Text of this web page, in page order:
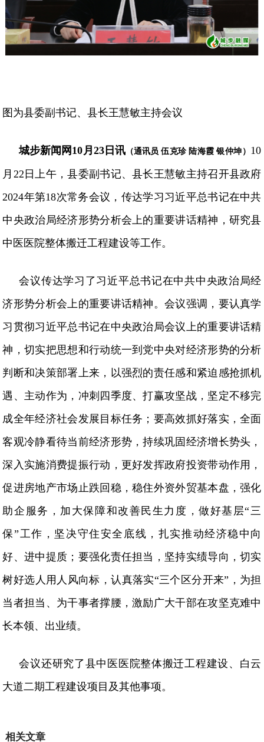
图为县委副书记、县长王慧敏主持会议
城步新闻网 10月23日讯 （通讯员 伍克珍 陆海霞 银仲坤） 10
月22日上午，县委副书记、县长王慧敏主持召开县政府
2024年第18次常务会议，传达学习习近平总书记在中共
中央政治局经济形势分析会上的重要讲话精神，研究县
中医医院整体搬迁工程建设等工作。
会议传达学习了习近平总书记在中共中央政治局经
济形势分析会上的重要讲话精神。会议强调，要认真学
习贯彻习近平总书记在中央政治局会议上的重要讲话精
神，切实把思想和行动统一到党中央对经济形势的分析
判断和决策部署上来，以强烈的责任感和紧迫感抢抓机
遇、主动作为，冲刺四季度、打赢攻坚战，坚定不移完
成全年经济社会发展目标任务；要高效抓好落实，全面
客观冷静看待当前经济形势，持续巩固经济增长势头，
深入实施消费提振行动，更好发挥政府投资带动作用，
促进房地产市场止跌回稳，稳住外资外贸基本盘，强化
助企服务，加大保障和改善民生力度，做好基层“三
保”工作，坚决守住安全底线，扎实推动经济稳中向
好、进中提质；要强化责任担当，坚持实绩导向，切实
树好选人用人风向标，认真落实“三个区分开来”，为担
当者担当、为干事者撑腰，激励广大干部在攻坚克难中
长本领、出业绩。
会议还研究了县中医医院整体搬迁工程建设、白云
大道二期工程建设项目及其他事项。
相关文章